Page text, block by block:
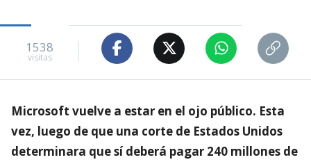
1538
visitas
Microsoft vuelve a estar en el ojo público. Esta
vez, luego de que una corte de Estados Unidos
determinara que sí deberá pagar 240 millones de